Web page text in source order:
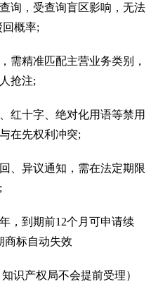
询，受查询盲区影响，无法
回概率;
需精准匹配主营业务类别，
抢注;
红十字、绝对化用语等禁用
在先权利冲突;
、异议通知，需在法定期限
，到期前12个月可申请续
商标自动失效
识产权局不会提前受理）